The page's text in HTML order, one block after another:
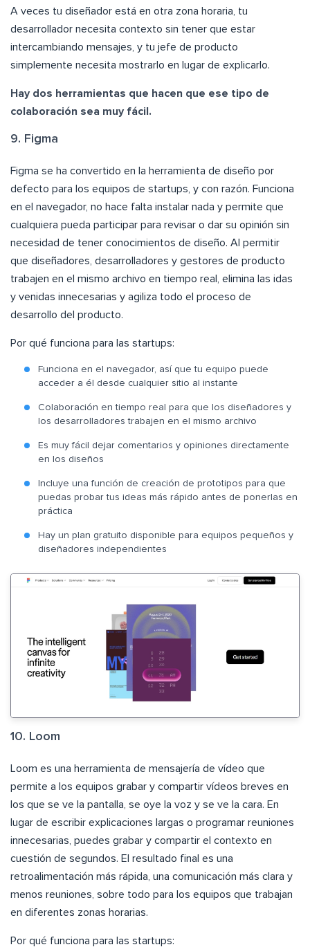
A veces tu diseñador está en otra zona horaria, tu
desarrollador necesita contexto sin tener que estar
intercambiando mensajes, y tu jefe de producto
simplemente necesita mostrarlo en lugar de explicarlo.
Hay dos herramientas que hacen que ese tipo de
colaboración sea muy fácil.
9. Figma
Figma se ha convertido en la herramienta de diseño por
defecto para los equipos de startups, y con razón. Funciona
en el navegador, no hace falta instalar nada y permite que
cualquiera pueda participar para revisar o dar su opinión sin
necesidad de tener conocimientos de diseño. Al permitir
que diseñadores, desarrolladores y gestores de producto
trabajen en el mismo archivo en tiempo real, elimina las idas
y venidas innecesarias y agiliza todo el proceso de
desarrollo del producto.
Por qué funciona para las startups:
Funciona en el navegador, así que tu equipo puede
acceder a él desde cualquier sitio al instante
Colaboración en tiempo real para que los diseñadores y
los desarrolladores trabajen en el mismo archivo
Es muy fácil dejar comentarios y opiniones directamente
en los diseños
Incluye una función de creación de prototipos para que
puedas probar tus ideas más rápido antes de ponerlas en
práctica
Hay un plan gratuito disponible para equipos pequeños y
diseñadores independientes
10. Loom
Loom es una herramienta de mensajería de vídeo que
permite a los equipos grabar y compartir vídeos breves en
los que se ve la pantalla, se oye la voz y se ve la cara. En
lugar de escribir explicaciones largas o programar reuniones
innecesarias, puedes grabar y compartir el contexto en
cuestión de segundos. El resultado final es una
retroalimentación más rápida, una comunicación más clara y
menos reuniones, sobre todo para los equipos que trabajan
en diferentes zonas horarias.
Por qué funciona para las startups: